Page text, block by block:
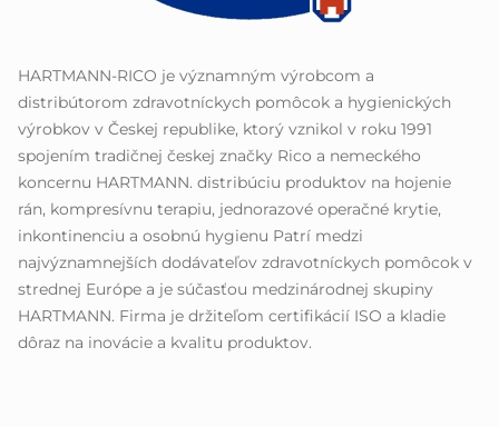
HARTMANN-RICO je významným výrobcom a
distribútorom zdravotníckych pomôcok a hygienických
výrobkov v Českej republike, ktorý vznikol v roku 1991
spojením tradičnej českej značky Rico a nemeckého
koncernu HARTMANN. distribúciu produktov na hojenie
rán, kompresívnu terapiu, jednorazové operačné krytie,
inkontinenciu a osobnú hygienu Patrí medzi
najvýznamnejších dodávateľov zdravotníckych pomôcok v
strednej Európe a je súčasťou medzinárodnej skupiny
HARTMANN. Firma je držiteľom certifikácií ISO a kladie
dôraz na inovácie a kvalitu produktov.